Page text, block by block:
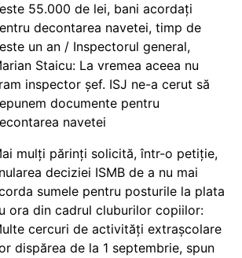
55.000 de lei, bani acordați
decontarea navetei, timp de
un an / Inspectorul general,
Staicu: La vremea aceea nu
inspector șef. ISJ ne-a cerut să
documente pentru
navetei
mulți părinți solicită, într-o petiție,
deciziei ISMB de a nu mai
sumele pentru posturile la plata
ora din cadrul cluburilor copiilor:
cercuri de activități extrașcolare
dispărea de la 1 septembrie, spun